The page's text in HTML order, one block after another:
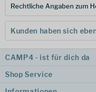
Rechtliche Angaben zum
Kunden haben sich
CAMP4 - ist für dich da
Shop Service